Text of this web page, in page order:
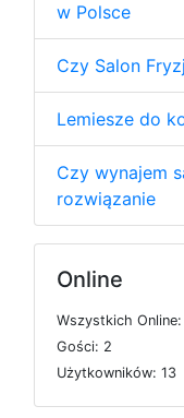
w Polsce
Czy Salon
Lemiesze do
Czy wynajem
rozwiązanie
Online
Wszystkich Onlin
Gości: 2
Użytkowników: 13